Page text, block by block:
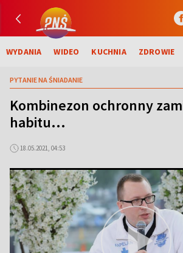
WYDANIA WIDEO KUCHNIA ZDROWIE
PYTANIE NA ŚNIADANIE
Kombinezon ochronny
habitu...
18.05.2021, 04:53